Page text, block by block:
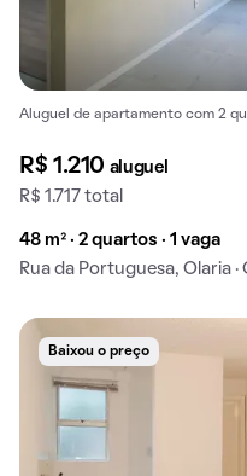
Aluguel de apartamento com 2
R$ 1.210 aluguel
R$ 1.717 total
48 m² · 2 quartos · 1 vaga
Rua da Portuguesa, Olaria ·
Baixou o preço